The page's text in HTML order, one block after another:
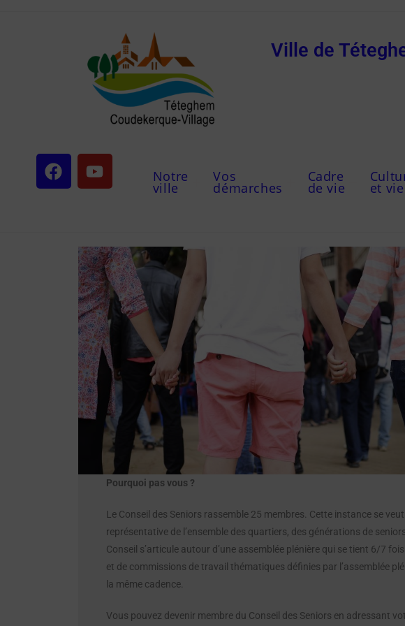
Ville de
Notre
ville
Vos
démarches
Cadre
de vie et
Pourquoi pas vous ?
Le Conseil des Seniors rassemble 25 membres. Cette instance se veut
représentative de l’ensemble des quartiers, des générations de
Conseil s’articule autour d’une assemblée plénière qui se tient 6/7
et de commissions de travail thématiques définies par l’assemblée
la même cadence.
Vous pouvez devenir membre du Conseil des Seniors en adressant